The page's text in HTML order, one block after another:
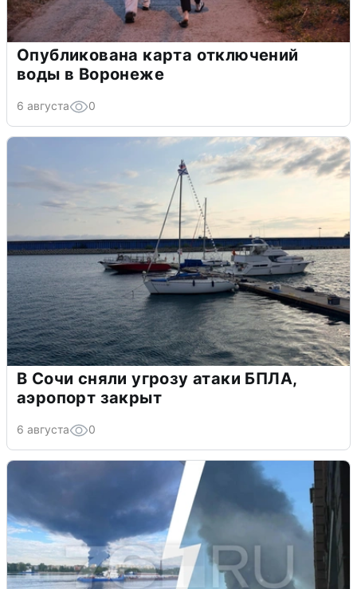
Опубликована карта отключений
воды в Воронеже
6 августа 0
В Сочи сняли угрозу атаки БПЛА,
аэропорт закрыт
6 августа 0